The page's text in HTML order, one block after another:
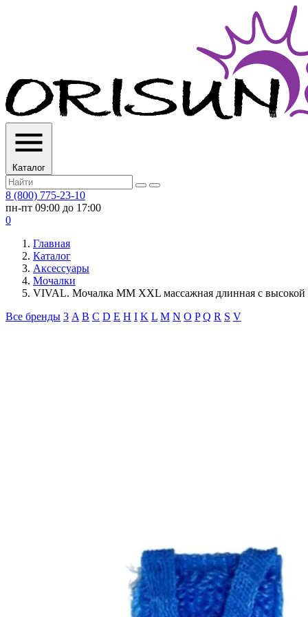
Каталог
8 (800) 775-23-10
пн-пт 09:00 до 17:00
0
Главная
Каталог
Аксессуары
Мочалки
VIVAL. Мочалка ММ XXL массажная длинная с высокой
Все бренды 3 A B C D E H I K L M N O P Q R S V